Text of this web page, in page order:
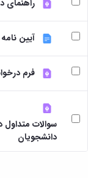
نامه
ها
ترم
بندی
دروس
تحصیلات
تکمیلی
فرم
ها
و
آئین
پژوهشی
کارگاه ها
و
آزمایشگاه
ها
آزمایشگاه
انگل
شناسی
آزمایشگاه
بیوشیمی
و
فیزیولوژی
آزمایشگاه
راهنمای
آیین
فرم
سوالات
دانشجویان